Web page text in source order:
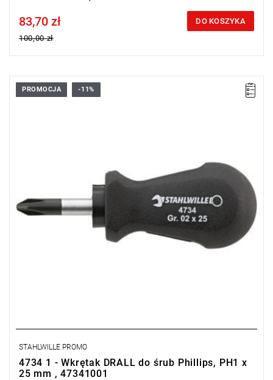
Price tax included
83,70 zł
100,00 zł
DO KOSZYKA
PROMOCJA -11%
STAHLWILLE PROMO
4734 1 - Wkrętak DRALL do śrub Phillips, PH1 x
25 mm , 47341001